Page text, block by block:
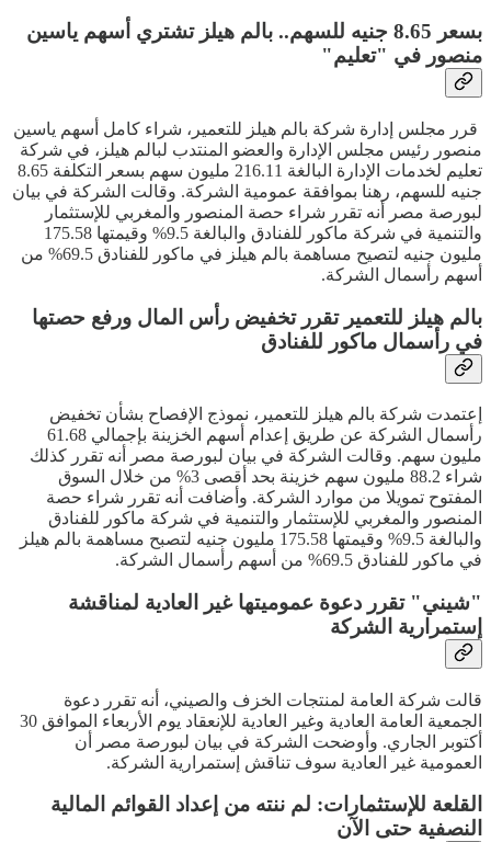
بسعر 8.65 جنيه للسهم.. بالم هيلز تشتري أسهم ياسين
منصور في "تعليم"
قرر مجلس إدارة شركة بالم هيلز للتعمير، شراء كامل أسهم ياسين
منصور رئيس مجلس الإدارة والعضو المنتدب لبالم هيلز، في شركة
تعليم لخدمات الإدارة البالغة 216.11 مليون سهم بسعر التكلفة 8.65
جنيه للسهم، رهنا بموافقة عمومية الشركة. وقالت الشركة في بيان
لبورصة مصر أنه تقرر شراء حصة المنصور والمغربي للإستثمار
والتنمية في شركة ماكور للفنادق والبالغة 9.5% وقيمتها 175.58
مليون جنيه لتصيح مساهمة بالم هيلز في ماكور للفنادق 69.5% من
أسهم رأسمال الشركة.
بالم هيلز للتعمير تقرر تخفيض رأس المال ورفع حصتها
في رأسمال ماكور للفنادق
إعتمدت شركة بالم هيلز للتعمير، نموذج الإفصاح بشأن تخفيض
رأسمال الشركة عن طريق إعدام أسهم الخزينة بإجمالي 61.68
مليون سهم. وقالت الشركة في بيان لبورصة مصر أنه تقرر كذلك
شراء 88.2 مليون سهم خزينة بحد أقصى 3% من خلال السوق
المفتوح تمويلا من موارد الشركة. وأضافت أنه تقرر شراء حصة
المنصور والمغربي للإستثمار والتنمية في شركة ماكور للفنادق
والبالغة 9.5% وقيمتها 175.58 مليون جنيه لتصبح مساهمة بالم هيلز
في ماكور للفنادق 69.5% من أسهم رأسمال الشركة.
"شيني" تقرر دعوة عموميتها غير العادية لمناقشة
إستمرارية الشركة
قالت شركة العامة لمنتجات الخزف والصيني، أنه تقرر دعوة
الجمعية العامة العادية وغير العادية للإنعقاد يوم الأربعاء الموافق 30
أكتوبر الجاري. وأوضحت الشركة في بيان لبورصة مصر أن
العمومية غير العادية سوف تناقش إستمرارية الشركة.
القلعة للإستثمارات: لم ننته من إعداد القوائم المالية
النصفية حتى الآن